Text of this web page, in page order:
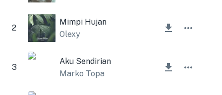
2
Mimpi Hujan
Olexy
3
Aku Sendirian
Marko Topa